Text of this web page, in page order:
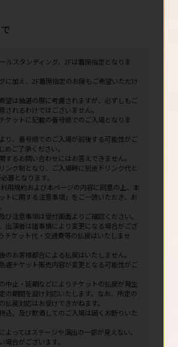
ルスタンディング、2Fは着席指定となりま
に加え、2F着席指定のお席もご希望いただけ
望は抽選の際に考慮されますが、必ずしもご
されるわけではございません。
ケットに記載の番号順でのご入場となりま
り、番号順でのご入場が前後する可能性がご
めご了承ください。
するお問い合わせにはお答えできません。
ンク制となり、ご入場時に別途ドリンク代と
要となります。
用規約および本ページの内容に同意の上、本
トに関する注意事項」をご一読いただき、お
び注意事項は受付画面よりご確認ください。
出演者は諸事情により変更になる場合がござ
チケット代・交通費等の払戻はいたしませ
のお客様都合による払戻はいたしません。
遽チケット販売内容が変更となる可能性がご
中止・延期などによりチケットの払戻が発生
の期間を設け対応いたします。なお、所定の
払戻対応はお受けできかねます。
込、及び飲酒してのご入場は固くお断りいた
ってはステージや演出の一部が見えない、
場合がございます。